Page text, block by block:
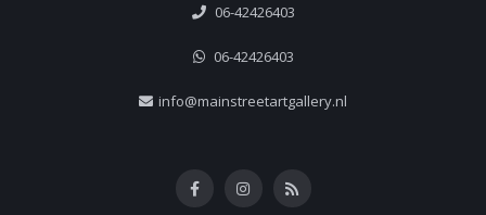
06-42426403
06-42426403
info@mainstreetartgallery.nl